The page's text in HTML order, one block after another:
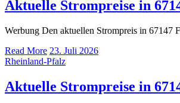
Aktuelle Strompreise in
Werbung Den aktuellen Strompreis in 67147
Read More 23. Juli 2026
Rheinland-Pfalz
Aktuelle Strompreise in